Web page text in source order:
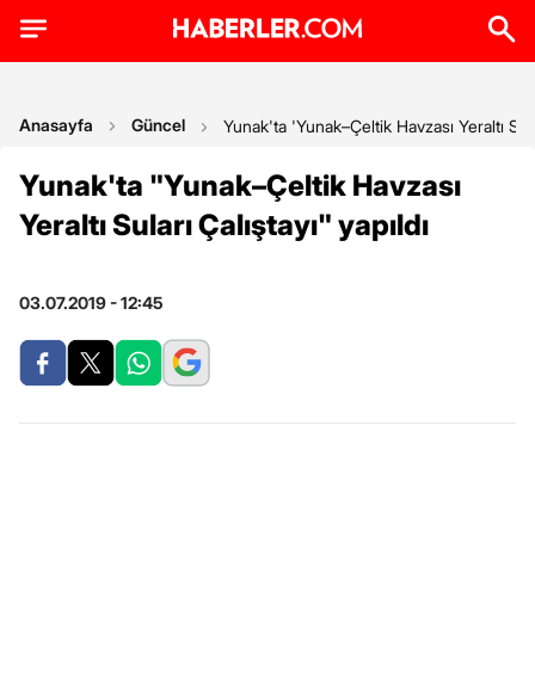
Anasayfa Güncel Yunak'ta 'Yunak–Çeltik Havzası Yeraltı
Yunak'ta "Yunak–Çeltik Havzası
Yeraltı Suları Çalıştayı" yapıldı
03.07.2019 - 12:45